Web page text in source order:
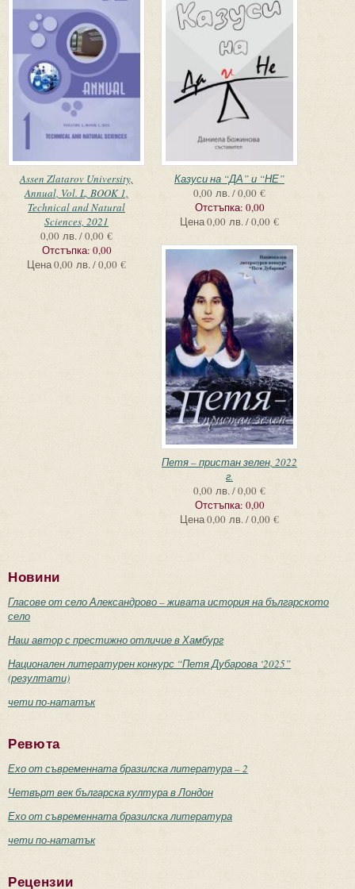
Assen Zlatarov University,
Annual, Vol. L, BOOK 1,
Technical and Natural
Sciences, 2021
0,00 лв. / 0,00 €
Отстъпка: 0,00
Цена0,00 лв. / 0,00 €
Казуси на “ДА” и “НЕ”
0,00 лв. / 0,00 €
Отстъпка: 0,00
Цена0,00 лв. / 0,00 €
Петя – пристан зелен, 2022
г.
0,00 лв. / 0,00 €
Отстъпка: 0,00
Цена0,00 лв. / 0,00 €
Новини
Гласове от село Александрово – живата история на българското
село
Наш автор с престижно отличие в Хамбург
Национален литературен конкурс “Петя Дубарова ‘2025”
(резултати)
чети по-нататък
Ревюта
Ехо от съвременната бразилска литература – 2
Четвърт век българска култура в Лондон
Ехо от съвременната бразилска литература
чети по-нататък
Рецензии